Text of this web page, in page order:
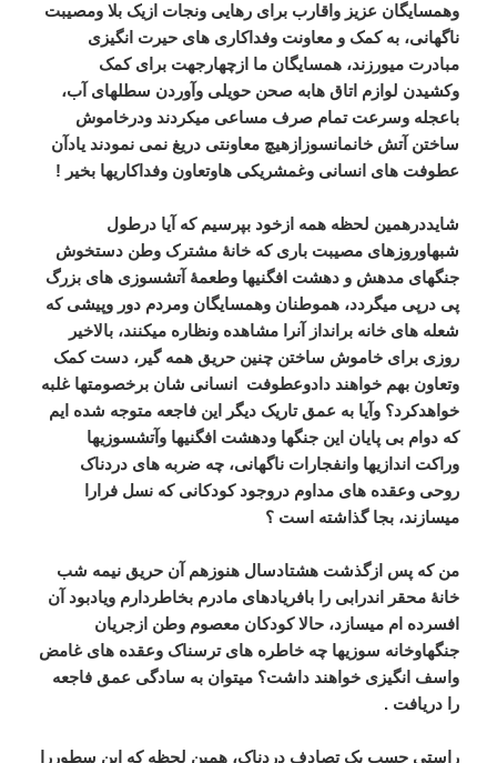
وهمسایگان عزیز واقارب برای رهایی ونجات ازیک بلا ومصیبت
ناگهانی، به کمک و معاونت وفداکاری های حیرت انگیزی
مبادرت میورزند، همسایگان ما ازچهارجهت برای کمک
وکشیدن لوازم اتاق هابه صحن حویلی وآوردن سطلهای آب،
باعجله وسرعت تمام صرف مساعی میکردند ودرخاموش
ساختن آتش خانمانسوزازهیچ معاونتی دریغ نمی نمودند یادآن
عطوفت های انسانی وغمشریکی هاوتعاون وفداکاریها بخیر !
شایددرهمین لحظه همه ازخود بپرسیم که آیا درطول
شبهاوروزهای مصیبت باری که خانۀ مشترک وطن دستخوش
جنگهای مدهش و دهشت افگنیها وطعمۀ آتشسوزی های بزرگ
پی درپی میگردد، هموطنان وهمسایگان ومردم دور وپیشی که
شعله های خانه برانداز آنرا مشاهده ونظاره میکنند، بالاخیر
روزی برای خاموش ساختن چنین حریق همه گیر، دست کمک
وتعاون بهم خواهند دادوعطوفت
انسانی شان برخصومتها غلبه
خواهدکرد؟ وآیا به عمق تاریک دیگر این فاجعه متوجه شده ایم
که دوام بی پایان این جنگها ودهشت افگنیها وآتشسوزیها
وراکت اندازیها وانفجارات ناگهانی، چه ضربه های دردناک
روحی وعقده های مداوم دروجود کودکانی که نسل فرارا
میسازند، بجا گذاشته است ؟
من که پس ازگذشت هشتادسال هنوزهم آن حریق نیمه شب
خانۀ محقر اندرابی را بافریادهای مادرم بخاطردارم ویادبود آن
افسرده ام میسازد، حالا کودکان معصوم وطن ازجریان
جنگهاوخانه سوزیها چه خاطره های ترسناک وعقده های غامض
واسف انگیزی خواهند داشت؟ میتوان به سادگی عمق فاجعه
را دریافت .
راستی حسب یک تصادف دردناک، همین لحظه که این سطوررا